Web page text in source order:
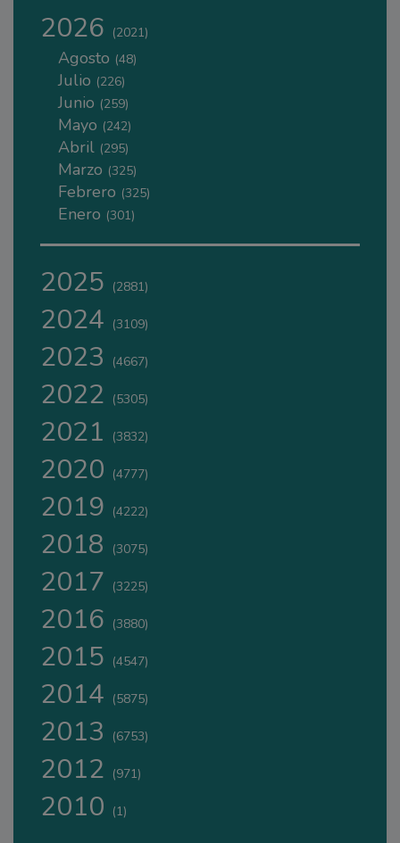
2026 (2021)
Agosto (48)
Julio (226)
Junio (259)
Mayo (242)
Abril (295)
Marzo (325)
Febrero (325)
Enero (301)
2025 (2881)
2024 (3109)
2023 (4667)
2022 (5305)
2021 (3832)
2020 (4777)
2019 (4222)
2018 (3075)
2017 (3225)
2016 (3880)
2015 (4547)
2014 (5875)
2013 (6753)
2012 (971)
2010 (1)